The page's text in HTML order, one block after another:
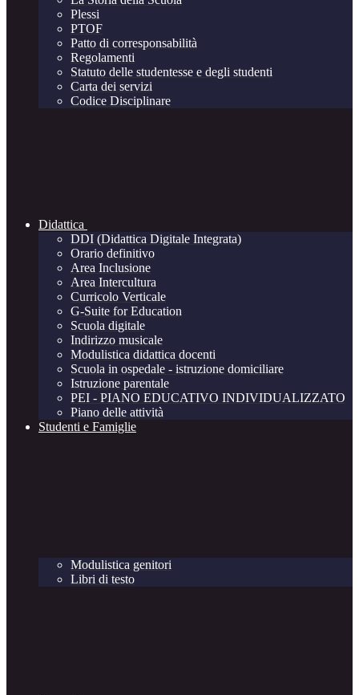
Plessi
PTOF
Patto di corresponsabilità
Regolamenti
Statuto delle studentesse e degli studenti
Carta dei servizi
Codice Disciplinare
Didattica
DDI (Didattica Digitale Integrata)
Orario definitivo
Area Inclusione
Area Intercultura
Curricolo Verticale
G-Suite for Education
Scuola digitale
Indirizzo musicale
Modulistica didattica docenti
Scuola in ospedale - istruzione domiciliare
Istruzione parentale
PEI - PIANO EDUCATIVO INDIVIDUALIZZATO
Piano delle attività
Studenti e Famiglie
Modulistica genitori
Libri di testo